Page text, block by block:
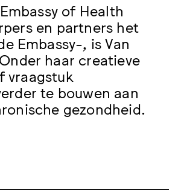
of Health
en partners het
Embassy-, is Van
haar creatieve
vraagstuk
te bouwen aan
gezondheid.